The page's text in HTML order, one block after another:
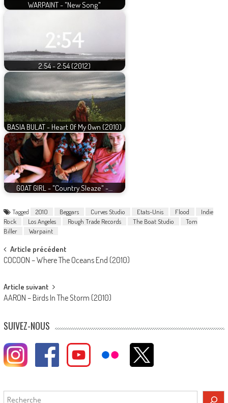
WARPAINT - "New Song"
2:54 - 2:54 (2012)
BASIA BULAT - Heart Of My Own (2010)
GOAT GIRL - "Country Sleaze" -…
Tagged 2010 Beggars Curves Studio Etats-Unis Flood
Indie
Rock
Los Angeles Rough Trade Records The Boat Studio
Tom
Biller
Warpaint
Post
navigation
Article précédent
COCOON – Where The Oceans End (2010)
Article suivant
AARON – Birds In The Storm (2010)
SUIVEZ-NOUS
Rechercher